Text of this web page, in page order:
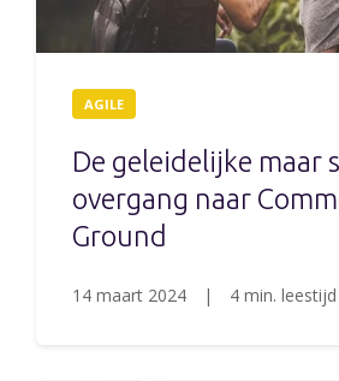
AGILE
De geleidelijke maar
overgang naar
Ground
14 maart 2024 | 4 min. leestijd